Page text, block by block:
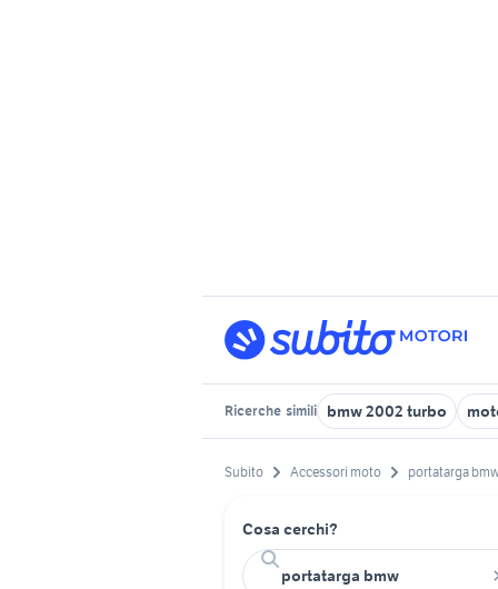
Ricerche simili bmw 2002 turbo
Subito Accessori moto portatarga
Cosa cerchi?